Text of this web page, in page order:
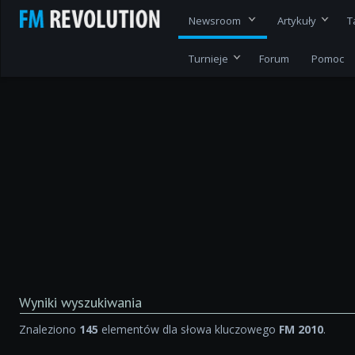
Newsroom Artykuły
Turnieje Forum Pomoc
Wyniki wyszukiwania
Znaleziono 145 elementów dla słowa kluczowego FM 2010.